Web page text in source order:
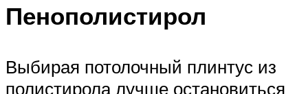
Пенополистирол
Выбирая потолочный плинтус из
полистирола лучше остановиться